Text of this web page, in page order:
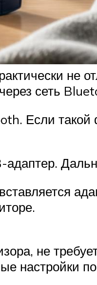
не
сеть
Если
адаптер.
не
настройки